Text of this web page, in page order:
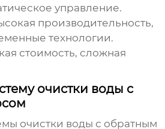
управление.
производительность,
технологии.
стоимость, сложная
очистки воды с
очистки воды с обратным